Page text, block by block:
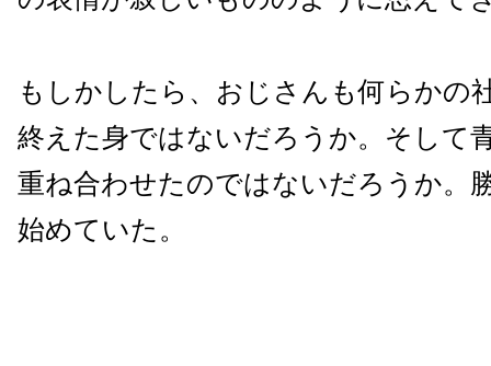
もしかしたら、おじさんも何らかの
終えた身ではないだろうか。そして
重ね合わせたのではないだろうか。
始めていた。